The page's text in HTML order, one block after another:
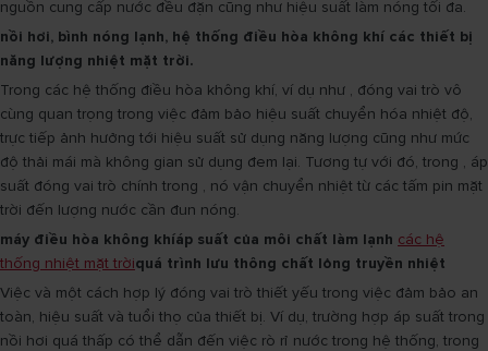
nguồn cung cấp nước đều đặn cũng như hiệu suất làm nóng tối đa.
nồi hơi, bình nóng lạnh, hệ thống điều hòa không khí các thiết bị
năng lượng nhiệt mặt trời.
Trong các hệ thống điều hòa không khí, ví dụ như , đóng vai trò vô
cùng quan trọng trong việc đảm bảo hiệu suất chuyển hóa nhiệt độ,
trực tiếp ảnh hưởng tới hiệu suất sử dụng năng lượng cũng như mức
độ thải mái mà không gian sử dụng đem lại. Tương tự với đó, trong , áp
suất đóng vai trò chính trong , nó vận chuyển nhiệt từ các tấm pin mặt
trời đến lượng nước cần đun nóng.
máy điều hòa không khíáp suất của môi chất làm lạnh các hệ
thống nhiệt mặt trờiquá trình lưu thông chất lỏng truyền nhiệt
Việc và một cách hợp lý đóng vai trò thiết yếu trong việc đảm bảo an
toàn, hiệu suất và tuổi thọ của thiết bị. Ví dụ, trường hợp áp suất trong
nồi hơi quá thấp có thể dẫn đến việc rò rỉ nước trong hệ thống, trong